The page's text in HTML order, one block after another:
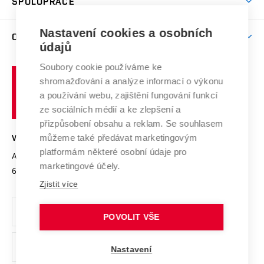
Brno
Celoživotní vzdělávání
E-přihláška
Závěrečné práce
Doktorské studium
Studium bez bariér
Podpora podnikání
Mezinárodní vědecká rada
Systém zajišťování kvality výzkumu
Výzkumné infrastruktury
Transfer znalostí
Open Science
Projekty
Projekty ze strukturálních fondů
Specifický výzkum
Zahraniční spolupráce
Spolupráce se školami
Služby univerzity
Mezinárodní dohody
Univerzitní sítě
O UNIVERZITĚ
Profil univerzity
Udržitelná univerzita
Podnikavá univerzita / ContriBUTe
Bezpečná univerzita
Vyznamenání
Organizační struktura
Ochrana osobních údajů
odkaz)
učení
technické
VYSOKÉ UČENÍ TECHNICKÉ V BRNĚ
Antonínská 548/1
602 00 Brno
www.vut.cz
vut@vutbr.cz
Nastavení cookies a osobních
údajů
Soubory cookie používáme ke
shromažďování a analýze informací o výkonu
a používání webu, zajištění fungování funkcí
ze sociálních médií a ke zlepšení a
přizpůsobení obsahu a reklam. Se souhlasem
můžeme také předávat marketingovým
platformám některé osobní údaje pro
marketingové účely.
Zjistit více
POVOLIT VŠE
Nastavení